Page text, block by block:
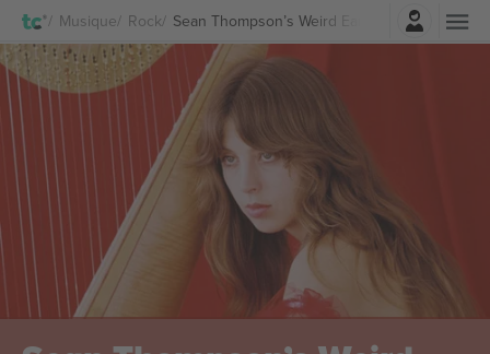
Musique Rock Sean Thompson’s Weird Ears Billets
Connexion